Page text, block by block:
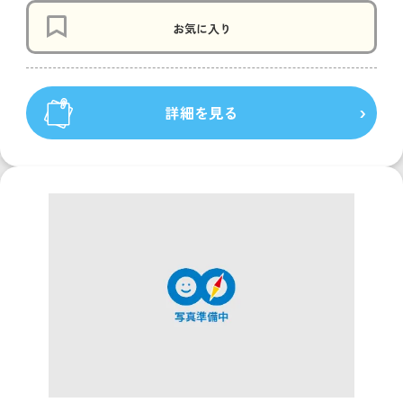
お気に入り
詳細を見る